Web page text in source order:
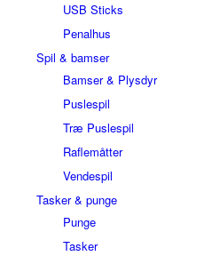
USB Sticks
Penalhus
Spil & bamser
Bamser & Plysdyr
Puslespil
Træ Puslespil
Raflemåtter
Vendespil
Tasker & punge
Punge
Tasker